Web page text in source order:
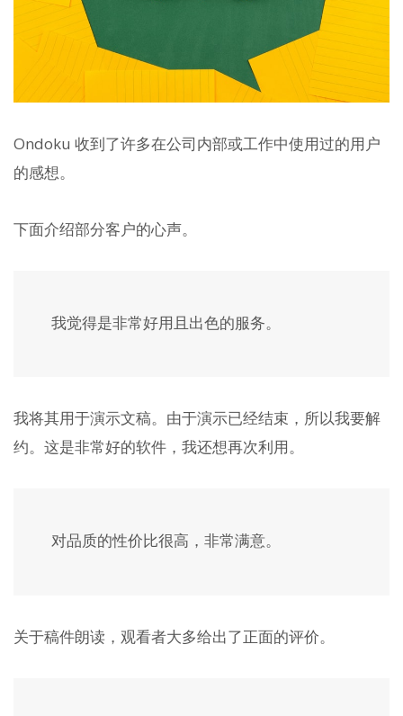
Ondoku 收到了许多在公司内部或工作中使用过的用户
的感想。
下面介绍部分客户的心声。
我觉得是非常好用且出色的服务。
我将其用于演示文稿。由于演示已经结束，所以我要解
约。这是非常好的软件，我还想再次利用。
对品质的性价比很高，非常满意。
关于稿件朗读，观看者大多给出了正面的评价。